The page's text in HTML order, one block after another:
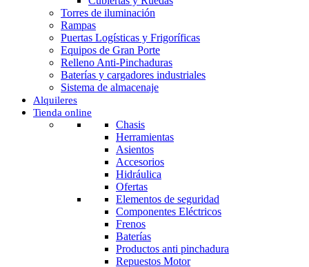
Torres de iluminación
Rampas
Puertas Logísticas y Frigoríficas
Equipos de Gran Porte
Relleno Anti-Pinchaduras
Baterías y cargadores industriales
Sistema de almacenaje
Alquileres
Tienda online
Chasis
Herramientas
Asientos
Accesorios
Hidráulica
Ofertas
Elementos de seguridad
Componentes Eléctricos
Frenos
Baterías
Productos anti pinchadura
Repuestos Motor